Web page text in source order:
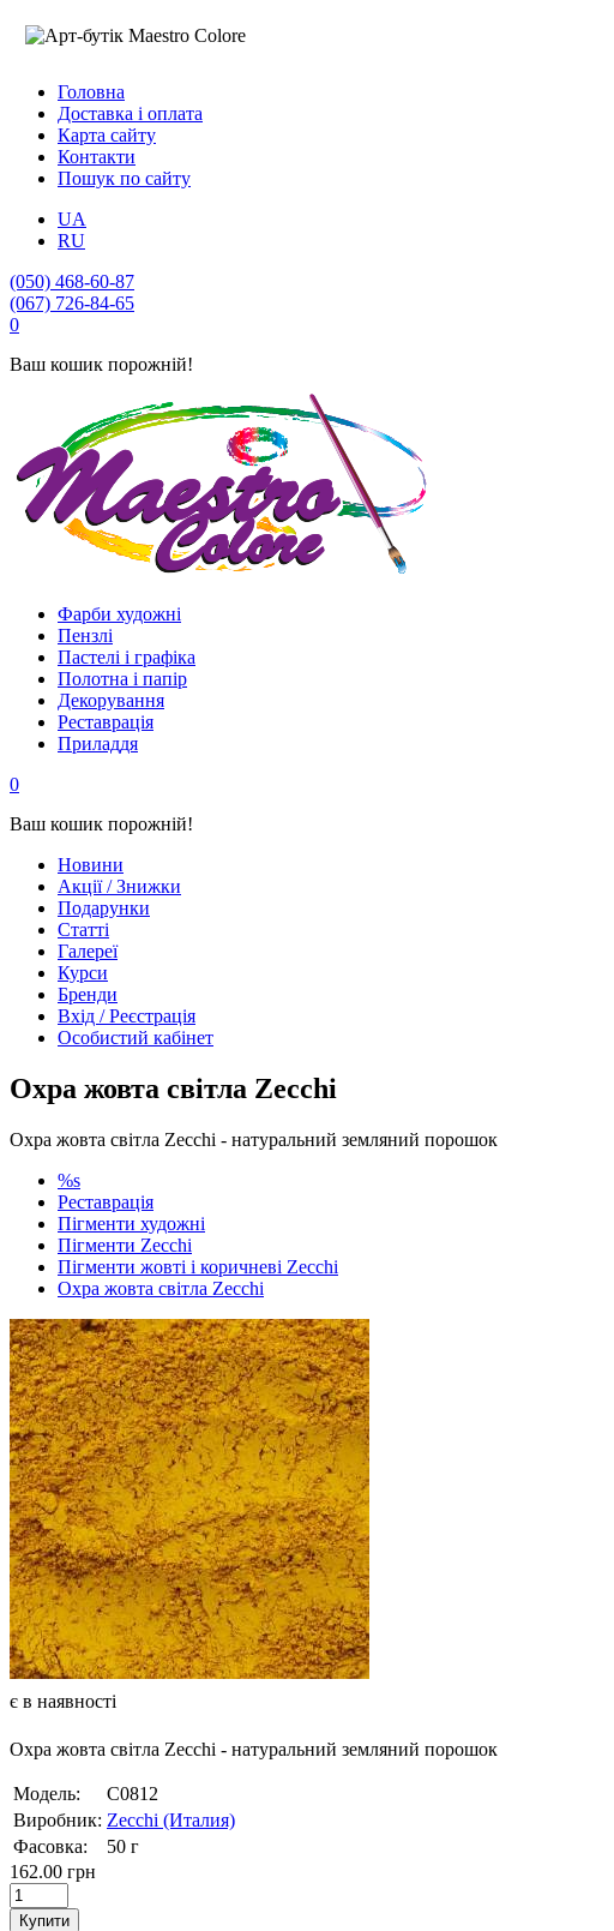
Головна
Доставка і оплата
Карта сайту
Контакти
Пошук по сайту
UA
RU
(050) 468-60-87
(067) 726-84-65
0
Ваш кошик порожній!
Фарби художні
Пензлі
Пастелі і графіка
Полотна і папір
Декорування
Реставрація
Приладдя
0
Ваш кошик порожній!
Новини
Акції / Знижки
Подарунки
Статті
Галереї
Курси
Бренди
Вхід / Реєстрація
Особистий кабінет
Охра жовта світла Zecchi
Охра жовта світла Zecchi - натуральний земляний порошок
%s
Реставрація
Пігменти художні
Пігменти Zecchi
Пігменти жовті і коричневі Zecchi
Охра жовта світла Zecchi
є в наявності
Охра жовта світла Zecchi - натуральний земляний порошок
Модель:
С0812
Виробник: Zecchi (Италия)
Фасовка:
50 г
162.00 грн
Купити